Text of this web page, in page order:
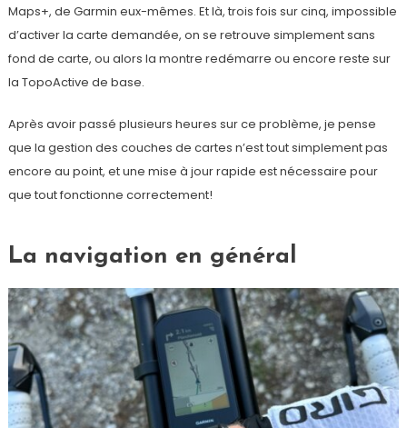
Maps+, de Garmin eux-mêmes. Et là, trois fois sur cinq, impossible
d’activer la carte demandée, on se retrouve simplement sans
fond de carte, ou alors la montre redémarre ou encore reste sur
la TopoActive de base.
Après avoir passé plusieurs heures sur ce problème, je pense
que la gestion des couches de cartes n’est tout simplement pas
encore au point, et une mise à jour rapide est nécessaire pour
que tout fonctionne correctement!
La navigation en général